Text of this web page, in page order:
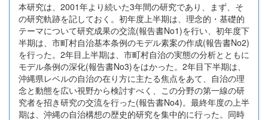
本研究は、2001年より続いた3年間の研究であり、まず、そ
の研究軌跡を記しておく。初年度上半期は、理念的・基礎的
テーマについて研究成果の交流(報告書No1)を行い、初年度下
半期は、市町村自治基本条例のモデル素案の作成(報告書No2)
を行った。2年目上半期は、市町村自治の実態の分析とともに
モデル条例の深化(報告書No3)をはかった。2年目下半期は、
沖縄県レベルの自治の在り方に主たる焦点をあて、自治の理
念と動態を広い視野から検討すべく、この分野の第一線の研
究者を招き研究の交流を行った(報告書No4)。最終年度の上半
期は、沖縄の自治構想の歴史的研究を集中的に行った。同時